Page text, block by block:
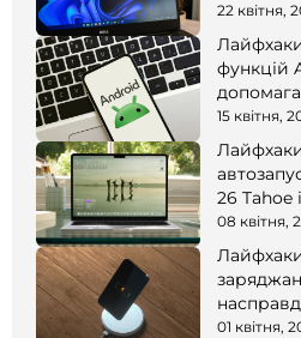
22 квітня,
функцій
15 квітня,
26
08 квітня,
01 квітня,